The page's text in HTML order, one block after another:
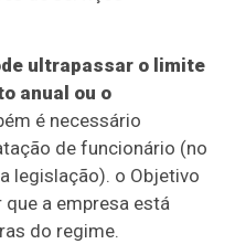
ultrapassar o limite
anual ou o
é necessário
de funcionário (no
legislação). o Objetivo
que a empresa está
do regime.